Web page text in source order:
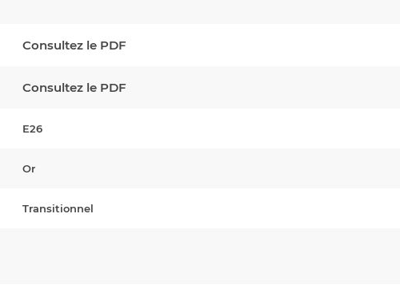
Consultez le PDF
Consultez le PDF
E26
Or
Transitionnel